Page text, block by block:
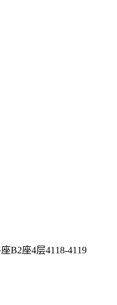
B2座4层4118-4119